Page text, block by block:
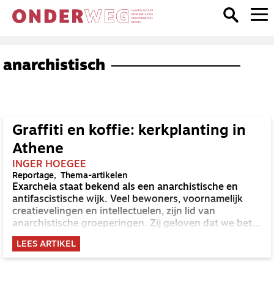
anarchistisch
Graffiti en koffie: kerkplanting in
Athene
INGER HOEGEE
Reportage Thema-artikelen
Exarcheia staat bekend als een anarchistische en
antifascistische wijk. Veel bewoners, voornamelijk
creatievelingen en intellectuelen, zijn lid van
anarchistische groeperingen. Zij geloven dat we beter
af zijn in een wereld zonder centraal gezag: geen
regering, koning of president die bepaalt hoe het
eraan toegaat in een land.
LEES ARTIKEL